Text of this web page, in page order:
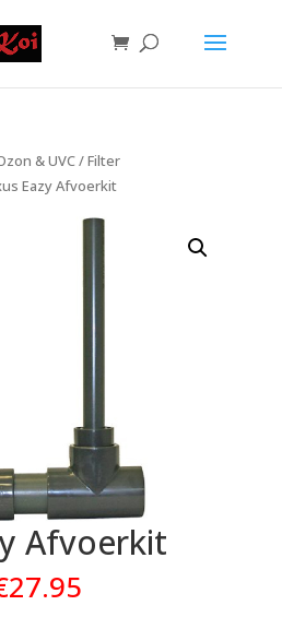
& UVC/Filter
Eazy Afvoerkit
Afvoerkit
27.95